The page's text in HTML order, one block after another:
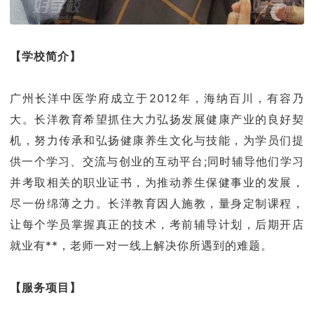
【学校简介】
广州长洋中医学府成立于2012年，海纳百川，有容乃
大。长洋教育希望抓住大力弘扬发展健康产业的良好契
机，努力传承和弘扬健康养生文化与技能，为学员们提
供一个学习、交流与创业的互动平台;同时辅导他们学习
并考取相关的职业证书，为推动养生保健事业的发展，
尽一份绵薄之力。长洋教育因人施教，量身定制课程，
让每个学员掌握真正的技术，考前辅导计划，后期开店
就业有**，老师一对一线上解决你所遇到的难题。
【服务项目】